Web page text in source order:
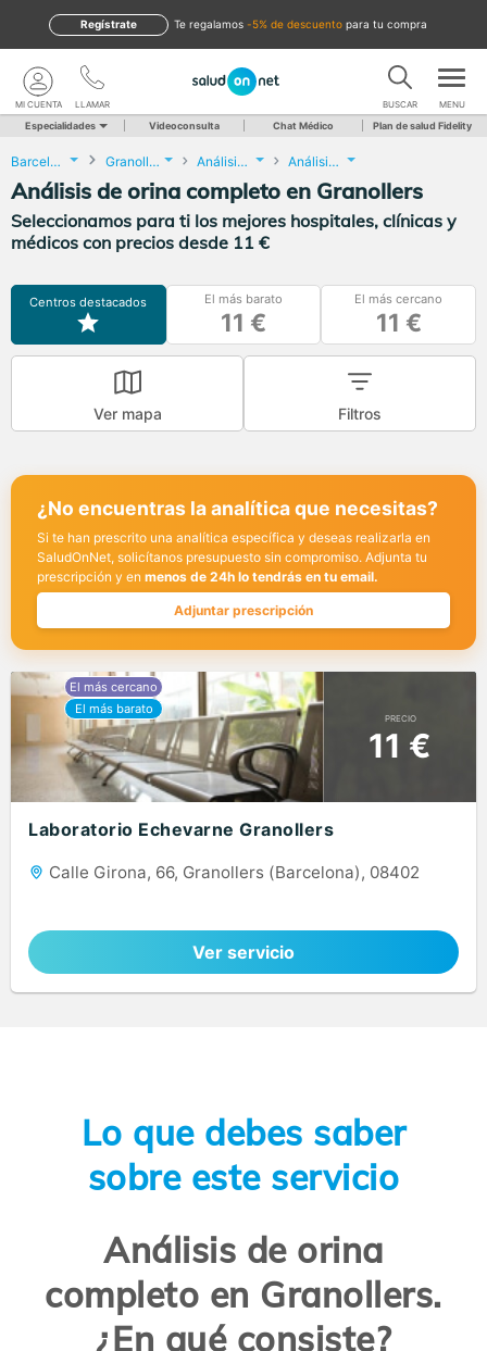
te regalamos -5% de descuento para tu compra
Regístrate
LLAMAR
MI CUENTA BUSCAR MENU
Especialidades Videoconsulta Chat Médico Plan de salud Fidelity
Barcelona Granollers Análisis Clínicos Análisis de orina completo
Análisis de orina completo en Granollers
Seleccionamos para ti los mejores hospitales, clínicas y
médicos con precios desde 11 €
Centros destacados El más barato
11 €
El más cercano
11 €
Ver mapa Filtros
¿No encuentras la analítica que necesitas?
Si te han prescrito una analítica específica y deseas realizarla en
SaludOnNet, solicítanos presupuesto sin compromiso. Adjunta tu
prescripción y en menos de 24h lo tendrás en tu email.
Adjuntar prescripción
PRECIO
11 €
Laboratorio Echevarne Granollers
Calle Girona, 66, Granollers (Barcelona), 08402
Ver servicio
Lo que debes saber
sobre este servicio
Análisis de orina
completo en Granollers.
¿En qué consiste?